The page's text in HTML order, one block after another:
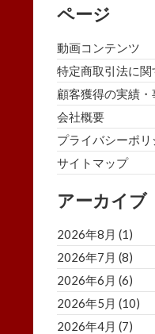
ページ
動画コンテンツ
特定商取引法に関
顧客獲得の実績・
会社概要
プライバシーポリ
サイトマップ
アーカイブ
2026年8月 (1)
2026年7月 (8)
2026年6月 (6)
2026年5月 (10)
2026年4月 (7)